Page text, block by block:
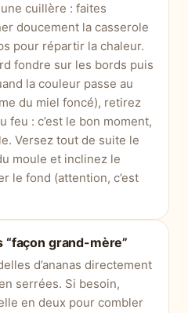
cuillère : faites
doucement la casserole
pour répartir la chaleur.
fondre sur les bords puis
la couleur passe au
du miel foncé), retirez
feu : c’est le bon moment,
Versez tout de suite le
moule et inclinez le
le fond (attention, c’est
“façon grand-mère”
d’ananas directement
serrées. Si besoin,
en deux pour combler